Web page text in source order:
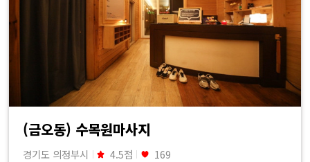
(금오동) 수목원마사지
경기도 의정부시 4.5점 169